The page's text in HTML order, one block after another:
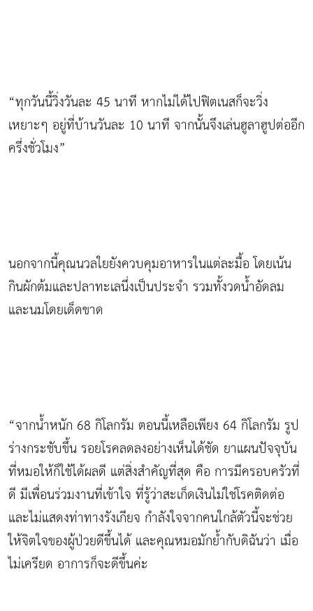
“ทุกวันนี้วิ่งวันละ 45 นาที หากไม่ได้ไปฟิตเนสก็จะวิ่ง
เหยาะๆ อยู่ที่บ้านวันละ 10 นาที จากนั้นจึงเล่นฮูลาฮูปต่ออีก
ครึ่งชั่วโมง”
นอกจากนี้คุณนวลใยยังควบคุมอาหารในแต่ละมื้อ โดยเน้น
กินผักต้มและปลาทะเลนึ่งเป็นประจำ รวมทั้งวดน้ำอัดลม
และนมโดยเด็ดขาด
“จากน้ำหนัก 68 กิโลกรัม ตอนนี้เหลือเพียง 64 กิโลกรัม รูป
ร่างกระชับขึ้น รอยโรคลดลงอย่างเห็นได้ชัด ยาแผนปัจจุบัน
ที่หมอให้ก็ใช้ได้ผลดี แต่สิ่งสำคัญที่สุด คือ การมีครอบครัวที่
ดี มีเพื่อนร่วมงานที่เข้าใจ ที่รู้ว่าสะเก็ดเงินไม่ใช่โรคติดต่อ
และไม่แสดงท่าทางรังเกียจ กำลังใจจากคนใกล้ตัวนี้จะช่วย
ให้จิตใจของผู้ป่วยดีขึ้นได้ และคุณหมอมักย้ำกับดิฉันว่า เมื่อ
ไม่เครียด อาการก็จะดีขึ้นค่ะ